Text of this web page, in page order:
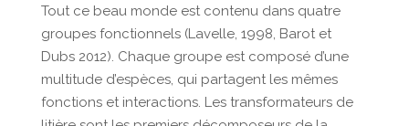
Tout ce beau monde est contenu dans quatre
groupes fonctionnels (Lavelle, 1998, Barot et
Dubs 2012). Chaque groupe est composé d’une
multitude d’espèces, qui partagent les mêmes
fonctions et interactions. Les transformateurs de